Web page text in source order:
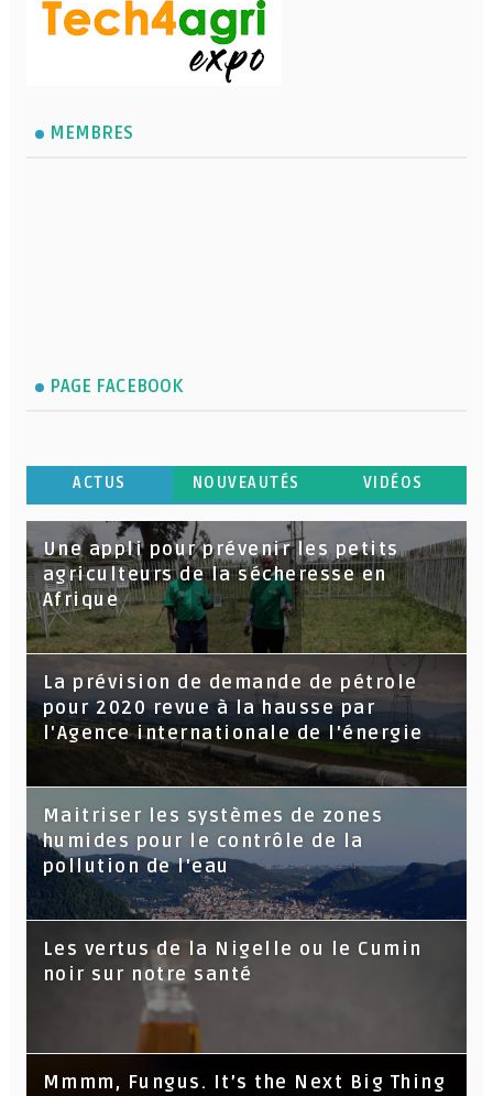
MEMBRES
PAGE FACEBOOK
ACTUS NOUVEAUTÉS VIDÉOS
Une appli pour prévenir les petits
agriculteurs de la sécheresse en
Afrique
La prévision de demande de pétrole
pour 2020 revue à la hausse par
l'Agence internationale de l'énergie
Maitriser les systèmes de zones
humides pour le contrôle de la
pollution de l'eau
Les vertus de la Nigelle ou le Cumin
noir sur notre santé
Mmmm, Fungus. It’s the Next Big Thing